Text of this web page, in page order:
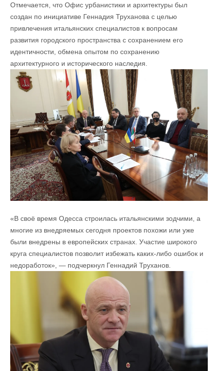
Отмечается, что Офис урбанистики и архитектуры был
создан по инициативе Геннадия Труханова с целью
привлечения итальянских специалистов к вопросам
развития городского пространства с сохранением его
идентичности, обмена опытом по сохранению
архитектурного и исторического наследия.
«В своё время Одесса строилась итальянскими зодчими, а
многие из внедряемых сегодня проектов похожи или уже
были внедрены в европейских странах. Участие широкого
круга специалистов позволит избежать каких-либо ошибок и
недоработок», — подчеркнул Геннадий Труханов.